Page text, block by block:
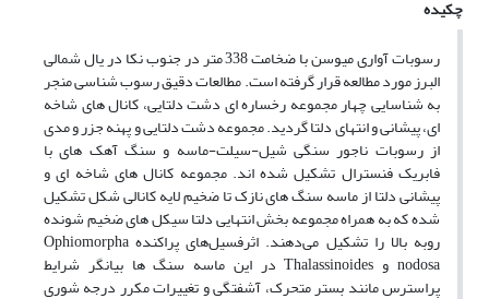
چکیده
رسوبات آواری میوسن با ضخامت 338 متر در جنوب نکا در یال شمالی
البرز مورد مطالعه قرار گرفته است. مطالعات دقیق رسوب شناسی منجر
به شناسایی چهار مجموعه رخساره ای دشت دلتایی، کانال های شاخه
ای، پیشانی و انتهای دلتا گردید. مجموعه دشت دلتایی و پهنه جزر و مدی
از رسوبات ناجور سنگی شیل-سیلت-ماسه و سنگ آهک های با
فابریک فنسترال تشکیل شده اند. مجموعه کانال های شاخه ای و
پیشانی دلتا از ماسه سنگ های نازک تا ضخیم لایه کانالی شکل تشکیل
شده که به همراه مجموعه بخش انتهایی دلتا سیکل های ضخیم شونده
رو‌به ‌بالا را تشکیل می‌دهند. اثر‌فسیل‌های پراکنده Ophiomorpha
nodosa و Thalassinoides در این ماسه سنگ ها بیانگر شرایط
پر‌استرس مانند بستر متحرک، آشفتگی و تغییرات مکرر درجه شوری